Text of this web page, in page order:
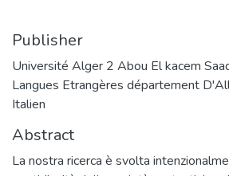
Publisher
Université Alger 2 Abou El kacem
Langues Etrangères département
Italien
Abstract
La nostra ricerca è svolta